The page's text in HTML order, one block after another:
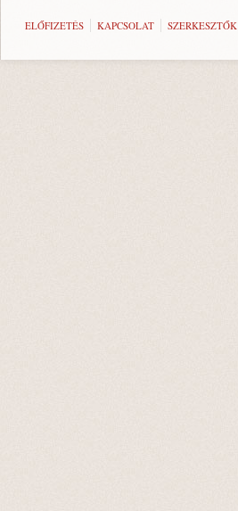
ELŐFIZETÉS KAPCSOLAT SZERKESZTŐK